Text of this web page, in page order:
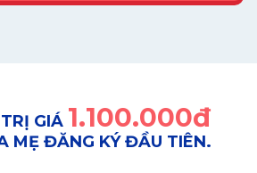
GIÁ 1.100.000đ
MẸ ĐĂNG KÝ ĐẦU TIÊN.